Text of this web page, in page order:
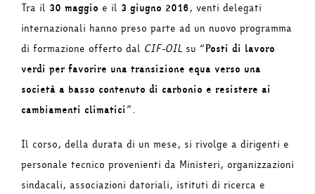
Tra il 30 maggio e il 3 giugno 2016, venti delegati
internazionali hanno preso parte ad un nuovo programma
di formazione offerto dal CIF-OIL su “Posti di lavoro
verdi per favorire una transizione equa verso una
società a basso contenuto di carbonio e resistere ai
cambiamenti climatici”.
Il corso, della durata di un mese, si rivolge a dirigenti e
personale tecnico provenienti da Ministeri, organizzazioni
sindacali, associazioni datoriali, istituti di ricerca e